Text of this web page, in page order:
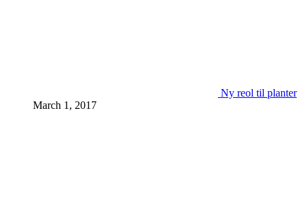
Ny reol til planter
March 1, 2017